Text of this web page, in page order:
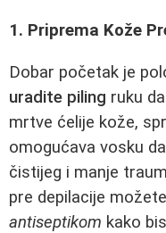
1. Priprema Kože
Dobar početak je
uradite piling ruku
mrtve ćelije kože,
omogućava vosku
čistijeg i manje
pre depilacije možete
antiseptikom kako